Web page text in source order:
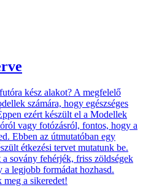
kész alakot? A megfelelő
számára, hogy egészséges
ezért készült el a Modellek
vagy fotózásról, fontos, hogy a
Ebben az útmutatóban egy
étkezési tervet mutatunk be.
sovány fehérjék, friss zöldségek
a legjobb formádat hozhasd.
a sikeredet!